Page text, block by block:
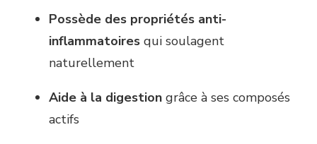
Possède des propriétés anti-
inflammatoires qui soulagent
naturellement
Aide à la digestion grâce à ses composés
actifs